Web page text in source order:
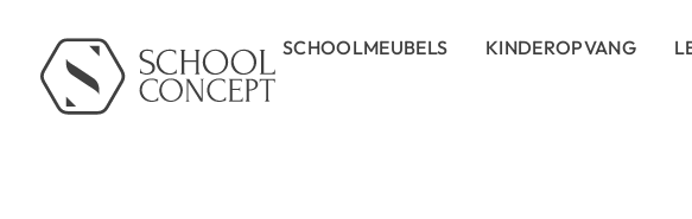
SCHOOLMEUBELS KINDEROPVANG